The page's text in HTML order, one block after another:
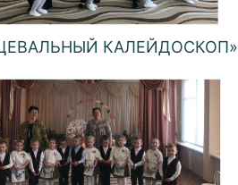
КАЛЕЙДОСКОП»